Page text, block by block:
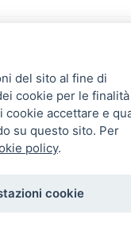
UTILI
Storia
Gift Card
del sito al fine di
cookie per le finalità
cookie accettare e
su questo sito. Per
policy.
cookie